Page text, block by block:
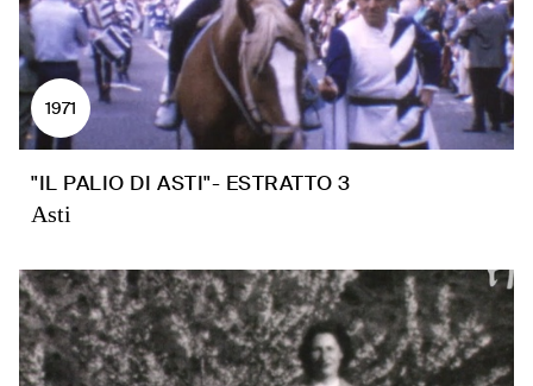
1971
"IL PALIO DI ASTI"- ESTRATTO 3
Asti